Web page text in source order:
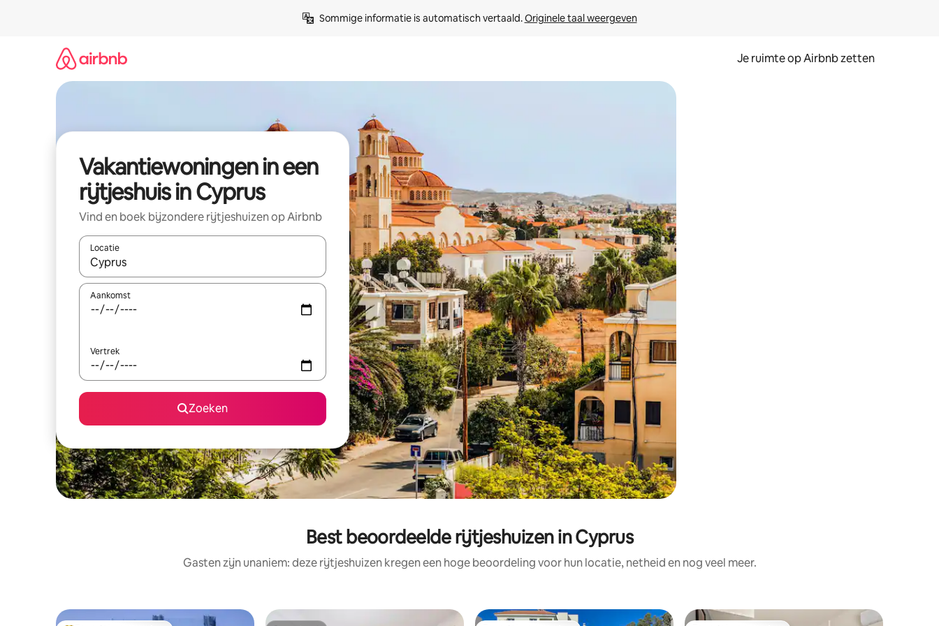
Sommige informatie is automatisch vertaald. Originele taal weergeven
Je ruimte op Airbnb zetten
Vakantiewoningen in een
rijtjeshuis in Cyprus
Vind en boek bijzondere rijtjeshuizen op Airbnb
Locatie
Wanneer er suggesties beschikbaar zijn, maak je een keuze met je de pijltjestoetsen omhoog en omlaag, óf door te tikken of swipen.
Aankomst
Vertrek
Zoeken
Best beoordeelde rijtjeshuizen in Cyprus
Gasten zijn unaniem: deze rijtjeshuizen kregen een hoge beoordeling voor hun locatie, netheid en nog veel meer.